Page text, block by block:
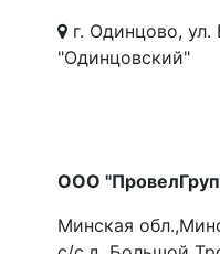
г. Одинцово,
"Одинцовский"
ООО
Минская